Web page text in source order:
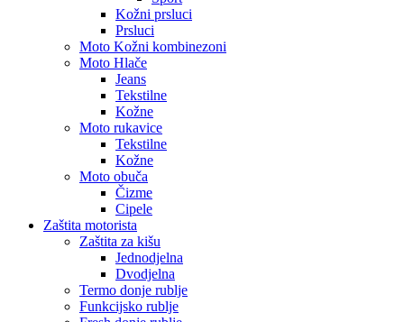
Kožni prsluci
Prsluci
Moto Kožni kombinezoni
Moto Hlače
Jeans
Tekstilne
Kožne
Moto rukavice
Tekstilne
Kožne
Moto obuča
Čizme
Cipele
Zaštita motorista
Zaštita za kišu
Jednodjelna
Dvodjelna
Termo donje rublje
Funkcijsko rublje